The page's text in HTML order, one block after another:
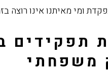
ומי מאיתנו אינו רוצה
תפקידים
משפחתי